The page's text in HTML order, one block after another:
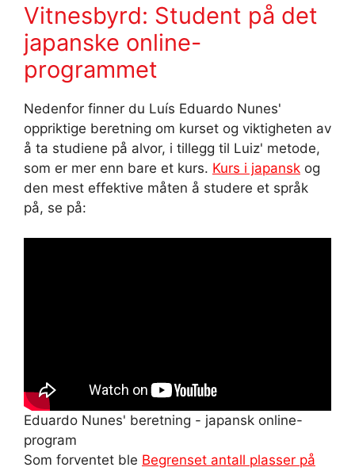
Vitnesbyrd: Student på det
japanske online-
programmet
Nedenfor finner du Luís Eduardo Nunes'
oppriktige beretning om kurset og viktigheten av
å ta studiene på alvor, i tillegg til Luiz' metode,
som er mer enn bare et kurs. Kurs i japansk og
den mest effektive måten å studere et språk
på, se på:
Eduardo Nunes' beretning - japansk online-
program
Som forventet ble Begrenset antall plasser på